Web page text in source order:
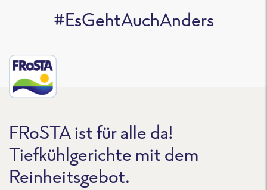
#EsGehtAuchAnders
FRoSTA ist für alle da!
Tiefkühlgerichte mit dem
Reinheitsgebot.